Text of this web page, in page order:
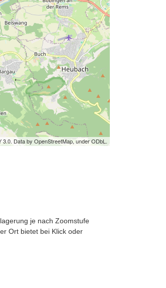
Data by OpenStreetMap, under ODbL.
je nach Zoomstufe
Ort bietet bei Klick oder